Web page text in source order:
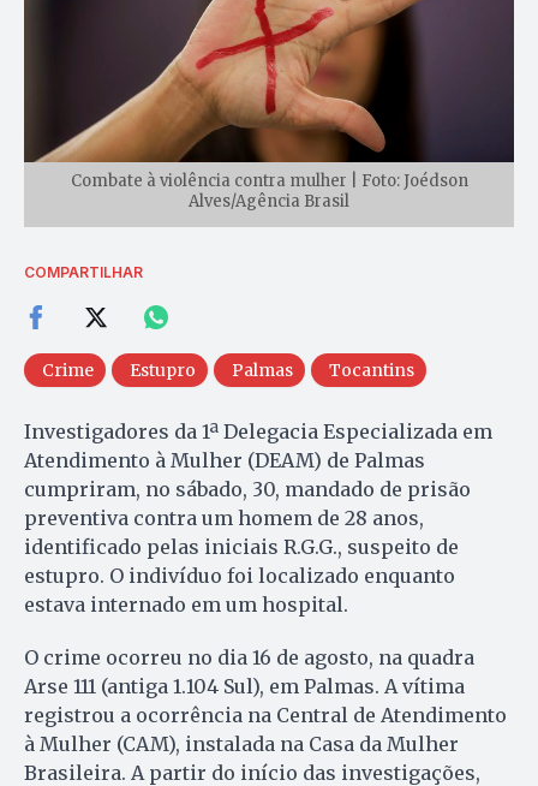
Combate à violência contra mulher | Foto: Joédson
Alves/Agência Brasil
COMPARTILHAR
Crime Estupro Palmas Tocantins
Investigadores da 1ª Delegacia Especializada em
Atendimento à Mulher (DEAM) de Palmas
cumpriram, no sábado, 30, mandado de prisão
preventiva contra um homem de 28 anos,
identificado pelas iniciais R.G.G., suspeito de
estupro. O indivíduo foi localizado enquanto
estava internado em um hospital.
O crime ocorreu no dia 16 de agosto, na quadra
Arse 111 (antiga 1.104 Sul), em Palmas. A vítima
registrou a ocorrência na Central de Atendimento
à Mulher (CAM), instalada na Casa da Mulher
Brasileira. A partir do início das investigações,